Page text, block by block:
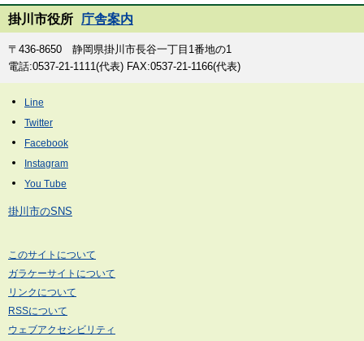
掛川市役所 庁舎案内
〒436-8650 静岡県掛川市長谷一丁目1番地の1
電話:0537-21-1111(代表) FAX:0537-21-1166(代表)
掛川市のSNS
このサイトについて
ガラケーサイトについて
リンクについて
RSSについて
ウェブアクセシビリティ